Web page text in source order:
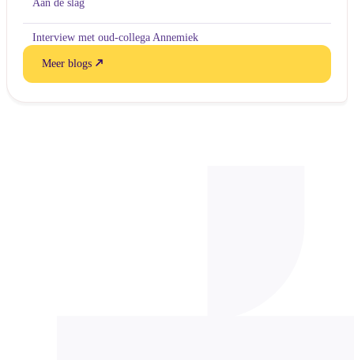
Aan de slag
Interview met oud-collega Annemiek
Meer blogs